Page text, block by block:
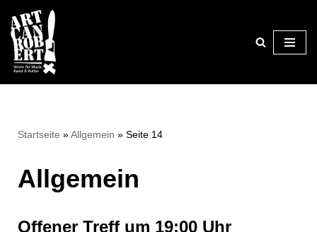
Zum
Inhalt
springen
Startseite »Allgemein » Seite 14
Allgemein
Offener Treff um 19:00 Uhr